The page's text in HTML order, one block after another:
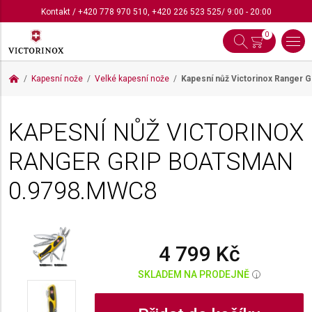
Kontakt/ +420 778 970 510, +420 226 523 525/ 9:00 - 20:00
0
Kapesní nože Velké kapesní nože Kapesní nůž Victorinox Ranger
KAPESNÍ NŮŽ VICTORINOX
RANGER GRIP BOATSMAN
0.9798.MWC8
4 799 Kč
SKLADEM NA PRODEJNĚ i